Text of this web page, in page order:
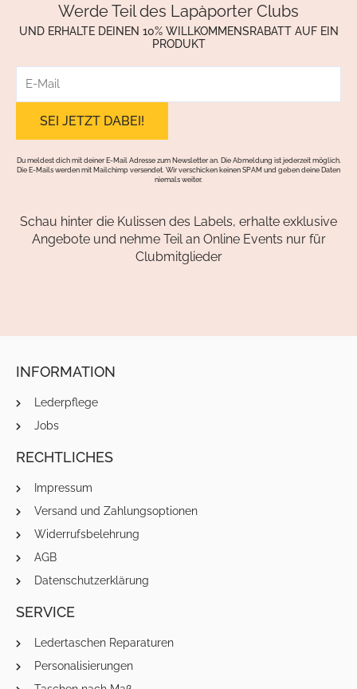
Werde Teil des Lapàporter Clubs
UND ERHALTE DEINEN 10% WILLKOMMENSRABATT AUF EIN
PRODUKT
Mail
Du meldest dich mit deiner E-Mail Adresse zum Newsletter an. Die Abmeldung ist jederzeit möglich.
Die E-Mails werden mit Mailchimp versendet. Wir verschicken keinen SPAM und geben deine Daten
niemals weiter.
Schau hinter die Kulissen des Labels, erhalte exklusive
Angebote und nehme Teil an Online Events nur für
Clubmitglieder
INFORMATION
Lederpflege
Jobs
RECHTLICHES
Impressum
Versand und Zahlungsoptionen
Widerrufsbelehrung
AGB
Datenschutzerklärung
SERVICE
Ledertaschen Reparaturen
Personalisierungen